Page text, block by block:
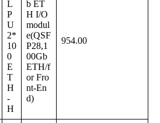
L
P
U
2*
10
0
E
T
H
-
H
b ET
H I/O
modul
e(QSF
P28,1
00Gb
ETH/f
or Fro
nt-En
d)
954.00